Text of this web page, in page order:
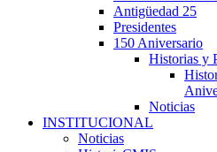
Antigüedad 25
Presidentes
150 Aniversario
Historias y
Noticias
INSTITUCIONAL
Noticias